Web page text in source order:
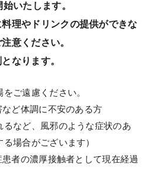
いたします。
理やドリンクの提供ができな
意ください。
なります。
ご遠慮ください。
ど体調に不安のある方
るなど、風邪のような症状のあ
場合がございます）
者の濃厚接触者として現在経過